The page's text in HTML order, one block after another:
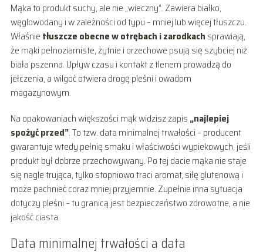
Mąka to produkt suchy, ale nie „wieczny”. Zawiera białko,
węglowodany i w zależności od typu – mniej lub więcej tłuszczu.
Właśnie tłuszcze obecne w otrębach i zarodkach sprawiają,
że mąki pełnoziarniste, żytnie i orzechowe psują się szybciej niż
biała pszenna. Upływ czasu i kontakt z tlenem prowadzą do
jełczenia, a wilgoć otwiera drogę pleśni i owadom
magazynowym.
Na opakowaniach większości mąk widzisz zapis „najlepiej
spożyć przed”. To tzw. data minimalnej trwałości – producent
gwarantuje wtedy pełnię smaku i właściwości wypiekowych, jeśli
produkt był dobrze przechowywany. Po tej dacie mąka nie staje
się nagle trująca, tylko stopniowo traci aromat, siłę glutenową i
może pachnieć coraz mniej przyjemnie. Zupełnie inna sytuacja
dotyczy pleśni – tu granicą jest bezpieczeństwo zdrowotne, a nie
jakość ciasta.
Data minimalnej trwałości a data